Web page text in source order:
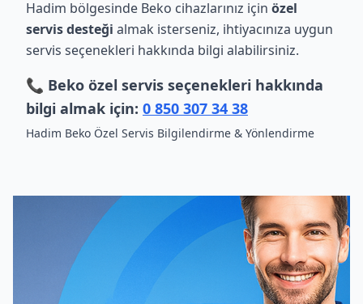
Hadim bölgesinde Beko cihazlarınız için özel
servis desteği almak isterseniz, ihtiyacınıza uygun
servis seçenekleri hakkında bilgi alabilirsiniz.
📞 Beko özel servis seçenekleri hakkında
bilgi almak için: 0 850 307 34 38
Hadim Beko Özel Servis Bilgilendirme & Yönlendirme